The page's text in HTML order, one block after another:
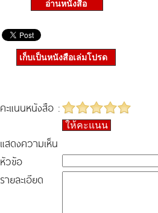
เก็บเป็นหนังสือเล่มโปรด
คะแนนหนังสือ :
ให้คะแนน
แสดงความเห็น
หัวข้อ
รายละเอียด